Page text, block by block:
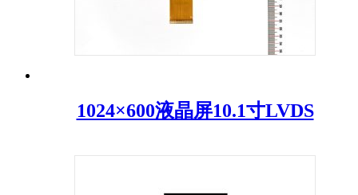
1024×600液晶屏10.1寸LVDS